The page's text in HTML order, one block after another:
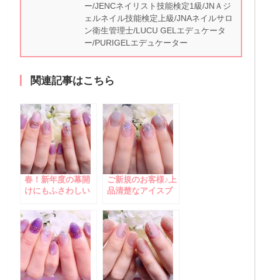
ー/JENCネイリスト技能検定1級/JNＡジ
ェルネイル技能検定上級/JNAネイルサロ
ン衛生管理士/LUCU GELエデュケータ
ー/PURIGELエデュケーター
関連記事はこちら
春！新年度の幕開
けにもふさわしい
イラック系ネイル♪
ご新規のお客様♪上
品清楚なアイスブ